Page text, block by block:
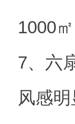
1000
7、六
风感